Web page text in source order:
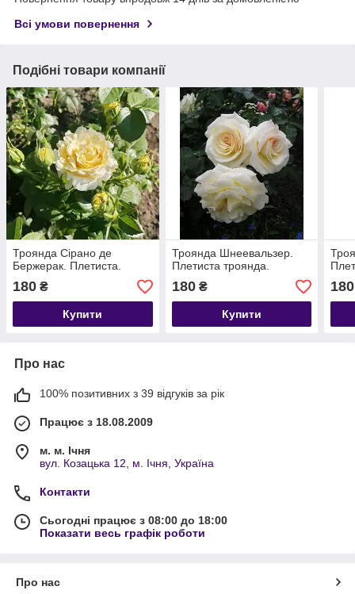
Всі умови повернення
Подібні товари компанії
Троянда Сірано де
Бержерак. Плетиста.
180 ₴
Купити
Троянда Шнеевальзер.
Плетиста троянда.
180₴
Купити
180
Про нас
100% позитивних з 39 відгуків за рік
Працює з 18.08.2009
м. м. Ічня
вул. Козацька 12, м. Ічня, Україна
Контакти
Сьогодні працює з 08:00 до 18:00
Показати весь графік роботи
Про нас